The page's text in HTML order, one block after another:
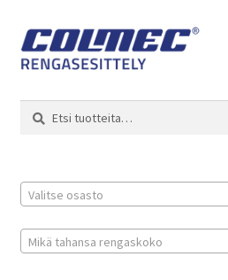
Skip
to
Skip
to
Colmec
0 tuotetta tarjouspyynnössä
Etsi:
Haku
Valitse osasto
Mikä tahansa rengaskoko